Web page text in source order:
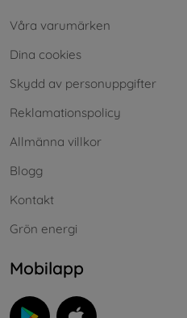
Våra varumärken
Dina cookies
Skydd av personuppgifter
Reklamationspolicy
Allmänna villkor
Blogg
Kontakt
Grön energi
Mobilapp